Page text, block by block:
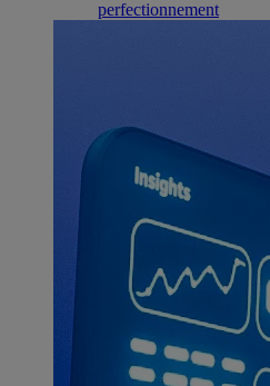
perfectionnement